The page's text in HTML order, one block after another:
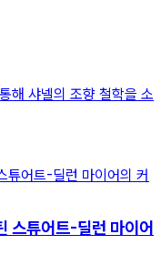
해 샤넬의 조향 철학을 소
스튜어트-딜런 마이어